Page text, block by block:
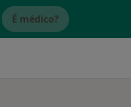
É médico?